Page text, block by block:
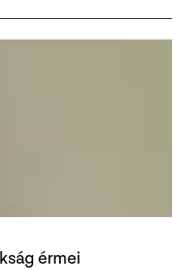
érmei